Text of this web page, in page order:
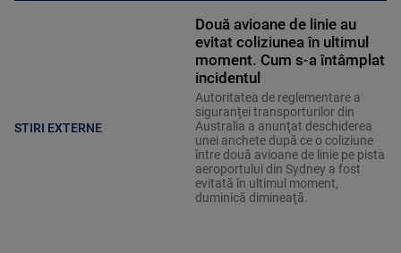
STIRI EXTERNE
Două avioane de linie au
evitat coliziunea în ultimul
moment. Cum s-a întâmplat
incidentul
Autoritatea de reglementare a
siguranţei transporturilor din
Australia a anunţat deschiderea
unei anchete după ce o coliziune
între două avioane de linie pe pista
aeroportului din Sydney a fost
evitată în ultimul moment,
duminică dimineaţă.